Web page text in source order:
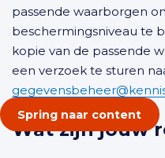
Spring naar content
passende waarborgen
beschermingsniveau te
kopie van de passende
een verzoek te sturen
Wat zijn jouw